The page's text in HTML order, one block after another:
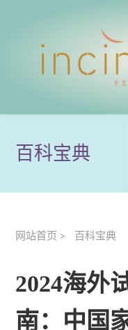
百科宝典
网站首页 > 百科宝典
2024海外
南：中国